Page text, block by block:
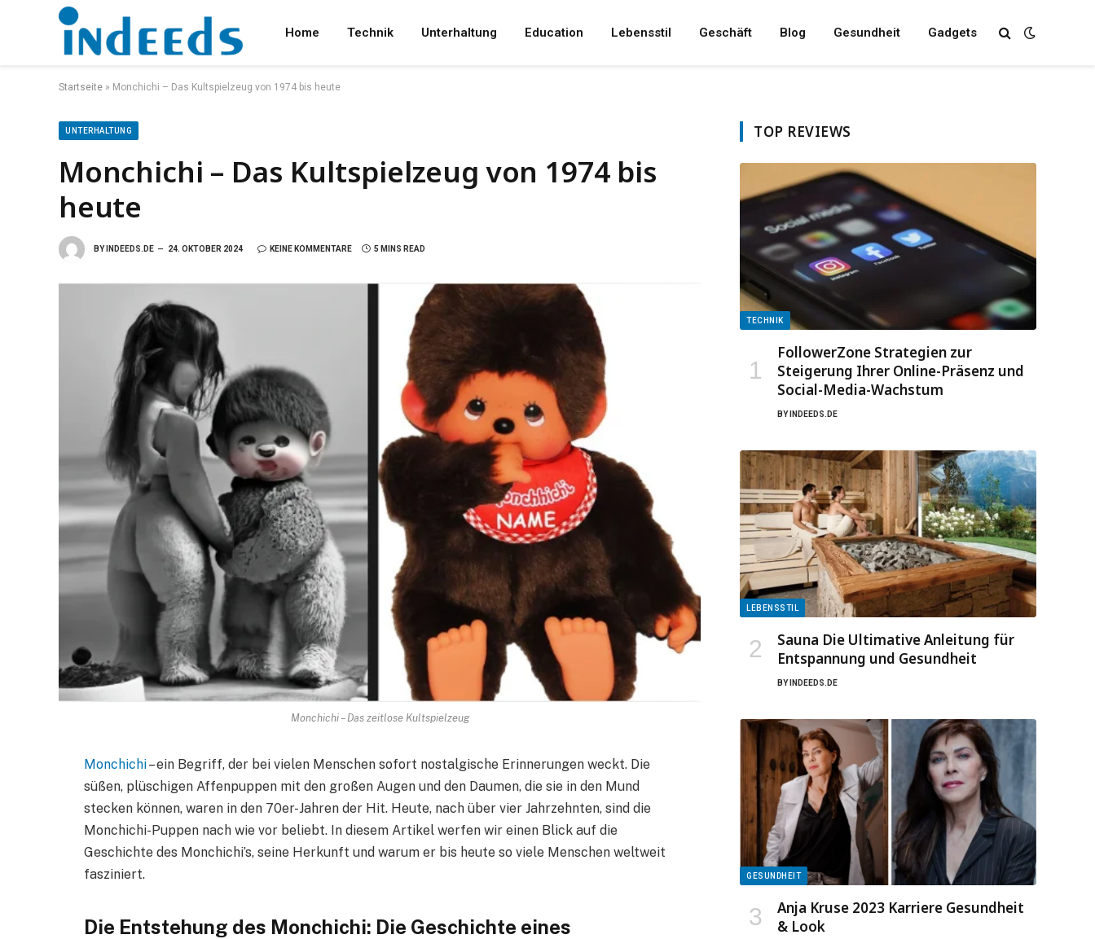
Home Technik Unterhaltung Education Lebensstil Geschäft Blog Gesundheit Gadgets
Startseite » Monchichi – Das Kultspielzeug von 1974 bis heute
UNTERHALTUNG
Monchichi – Das Kultspielzeug von 1974 bis
heute
BY INDEEDS.DE 24. OKTOBER 2024 KEINE KOMMENTARE 5 MINS READ
Monchichi – Das zeitlose Kultspielzeug
Monchichi– ein Begriff, der bei vielen Menschen sofort nostalgische Erinnerungen weckt. Die
süßen, plüschigen Affenpuppen mit den großen Augen und den Daumen, die sie in den Mund
stecken können, waren in den 70er-Jahren der Hit. Heute, nach über vier Jahrzehnten, sind die
Monchichi-Puppen nach wie vor beliebt. In diesem Artikel werfen wir einen Blick auf die
Geschichte des Monchichi’s, seine Herkunft und warum er bis heute so viele Menschen weltweit
fasziniert.
Die Entstehung des Monchichi: Die Geschichte eines
TOP REVIEWS
TECHNIK
FollowerZone Strategien zur
Steigerung Ihrer Online-Präsenz und
Social-Media-Wachstum
BY INDEEDS.DE
LEBENSSTIL
Sauna Die Ultimative Anleitung für
Entspannung und Gesundheit
BY INDEEDS.DE
GESUNDHEIT
Anja Kruse 2023 Karriere Gesundheit
& Look